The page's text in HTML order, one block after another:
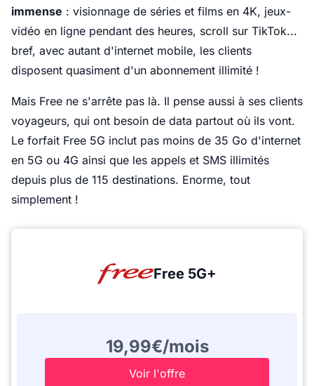
immense : visionnage de séries et films en 4K, jeux-
vidéo en ligne pendant des heures, scroll sur TikTok...
bref, avec autant d'internet mobile, les clients
disposent quasiment d'un abonnement illimité !
Mais Free ne s'arrête pas là. Il pense aussi à ses clients
voyageurs, qui ont besoin de data partout où ils vont.
Le forfait Free 5G inclut pas moins de 35 Go d'internet
en 5G ou 4G ainsi que les appels et SMS illimités
depuis plus de 115 destinations. Enorme, tout
simplement !
Free 5G+
19,99€/mois
Voir l'offre